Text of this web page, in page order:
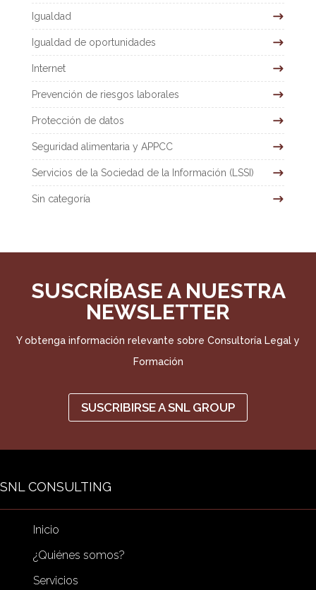
Igualdad
Igualdad de oportunidades
Internet
Prevención de riesgos laborales
Protección de datos
Seguridad alimentaria y APPCC
Servicios de la Sociedad de la Información (LSSI)
Sin categoría
SUSCRÍBASE A NUESTRA
NEWSLETTER
Y obtenga información relevante sobre Consultoría Legal y
Formación
SUSCRIBIRSE A SNL GROUP
SNL CONSULTING
Inicio
¿Quiénes somos?
Servicios